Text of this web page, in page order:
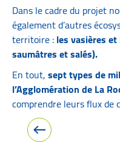
Dans le cadre du projet
également d’autres
territoire :les vasières
saumâtres et salés).
En tout,sept types de
l’Agglomération de La
comprendre leurs flux de
Image précédente